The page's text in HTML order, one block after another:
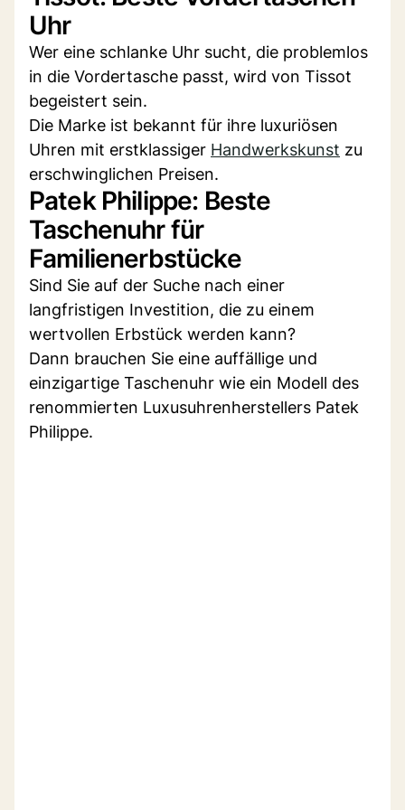
Uhr
Wer eine schlanke Uhr sucht, die problemlos
in die Vordertasche passt, wird von Tissot
begeistert sein.
Die Marke ist bekannt für ihre luxuriösen
Uhren mit erstklassiger Handwerkskunst zu
erschwinglichen Preisen.
Patek Philippe: Beste
Taschenuhr für
Familienerbstücke
Sind Sie auf der Suche nach einer
langfristigen Investition, die zu einem
wertvollen Erbstück werden kann?
Dann brauchen Sie eine auffällige und
einzigartige Taschenuhr wie ein Modell des
renommierten Luxusuhrenherstellers Patek
Philippe.